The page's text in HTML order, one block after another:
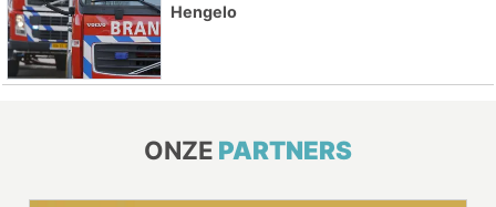
Hengelo
ONZE PARTNERS